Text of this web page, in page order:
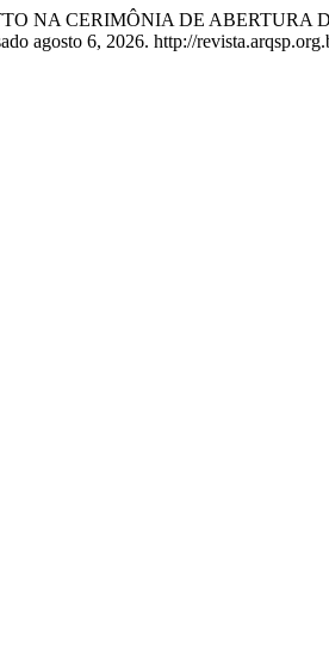
NA CERIMÔNIA DE
agosto 6, 2026. http://